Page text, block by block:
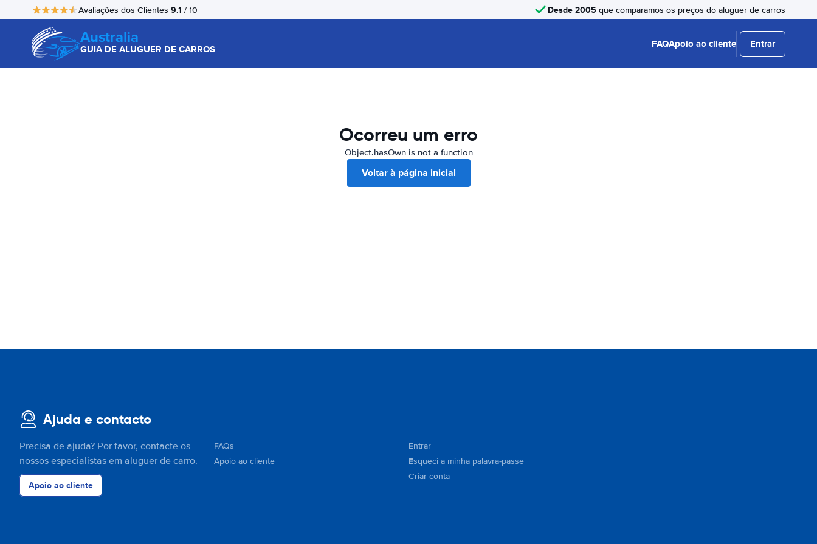
Avaliações dos Clientes 9.1 / 10 Desde 2005 que comparamos os preços do aluguer de carros
Australia
GUIA DE ALUGUER DE CARROS FAQApoio ao cliente Entrar
Ocorreu um erro
Object.hasOwn is not a function
Voltar à página inicial
Ajuda e contacto
Precisa de ajuda? Por favor, contacte os
nossos especialistas em aluguer de carro.
Apoio ao cliente
FAQs
Apoio ao cliente
Entrar
Esqueci a minha palavra-passe
Criar conta